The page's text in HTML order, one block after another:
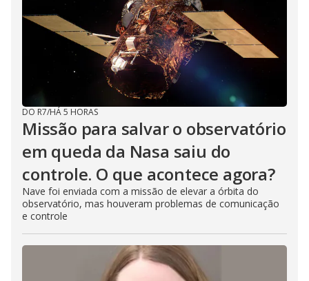
DO R7/HÁ 5 HORAS
Missão para salvar o observatório
em queda da Nasa saiu do
controle. O que acontece agora?
Nave foi enviada com a missão de elevar a órbita do
observatório, mas houveram problemas de comunicação
e controle